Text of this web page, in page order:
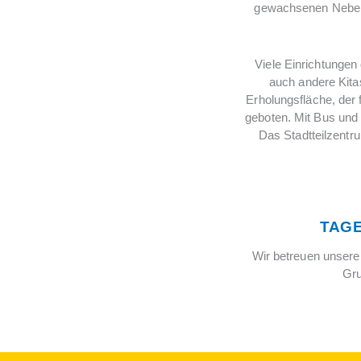
gewachsenen
Viele
auch andere
Erholungsfläche,
geboten. Mit Bus
Das
Wir betreuen